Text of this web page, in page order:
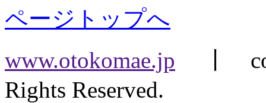
ページトップへ
www.otokomae.jp
丨
Rights Reserved.